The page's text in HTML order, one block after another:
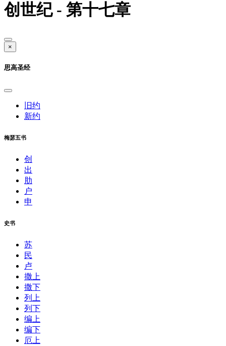
创世纪 - 第十七章
×
思高圣经
旧约
新约
梅瑟五书
创
出
肋
户
申
史书
苏
民
卢
撒上
撒下
列上
列下
编上
编下
厄上